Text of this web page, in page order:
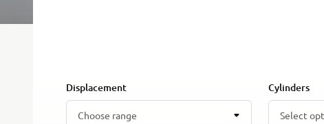
Displacement
Choose range
Cylinders
Select